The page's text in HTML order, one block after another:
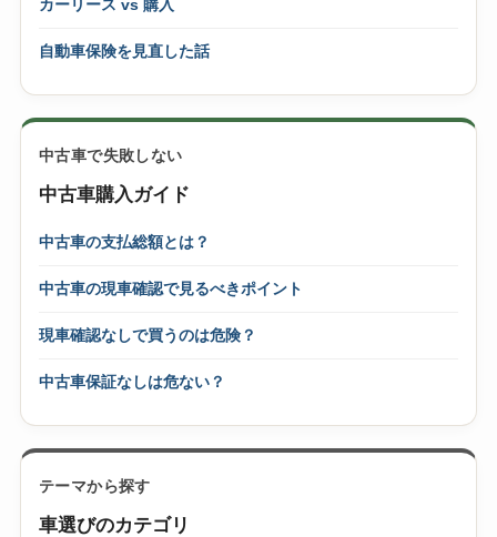
カーリース vs 購入
自動車保険を見直した話
中古車で失敗しない
中古車購入ガイド
中古車の支払総額とは？
中古車の現車確認で見るべきポイント
現車確認なしで買うのは危険？
中古車保証なしは危ない？
テーマから探す
車選びのカテゴリ